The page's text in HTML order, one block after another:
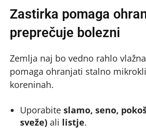
Zastirka pomaga
preprečuje bolezni
Zemlja naj bo vedno rahlo
pomaga ohranjati stalno
koreninah.
Uporabite slamo, seno,
sveže) ali listje.